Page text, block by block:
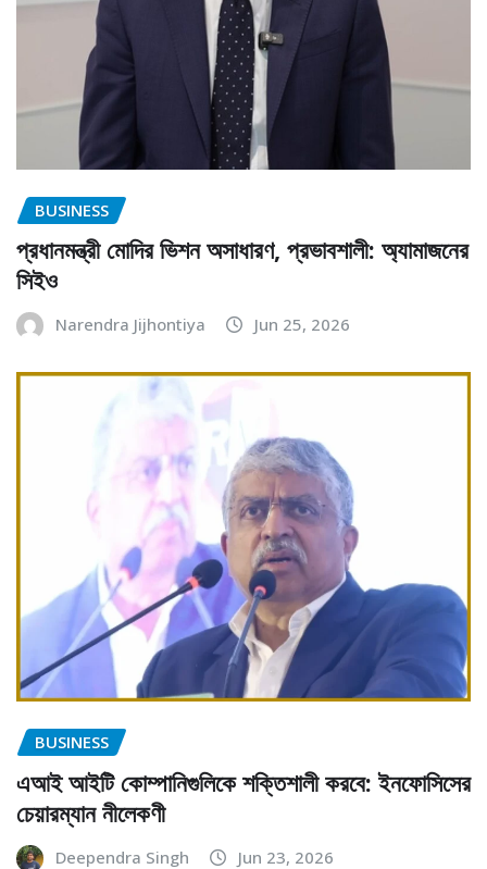
BUSINESS
প্রধানমন্ত্রী মোদির ভিশন অসাধারণ, প্রভাবশালী: অ্যামাজনের
সিইও
Narendra Jijhontiya Jun 25, 2026
BUSINESS
এআই আইটি কোম্পানিগুলিকে শক্তিশালী করবে: ইনফোসিসের
চেয়ারম্যান নীলেকণী
Deependra Singh Jun 23, 2026